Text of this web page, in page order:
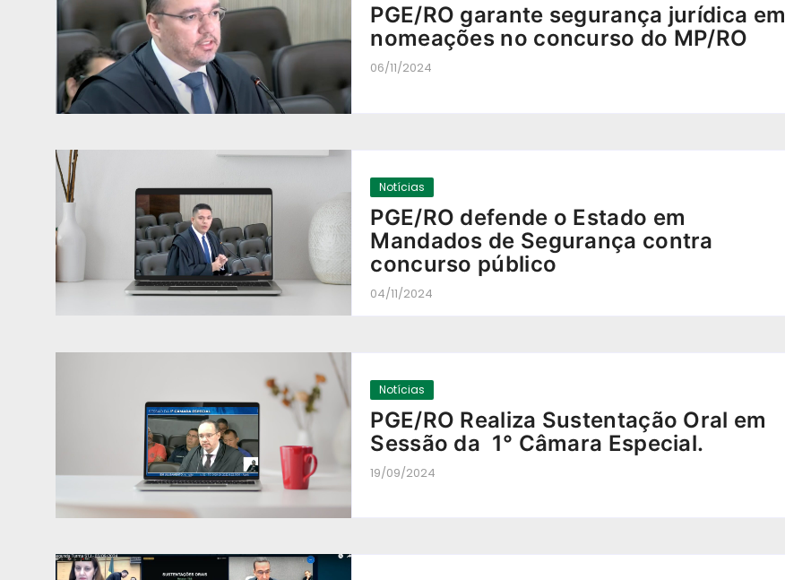
PGE/RO garante segurança jurídica em
nomeações no concurso do MP/RO
06/11/2024
Notícias
PGE/RO defende o Estado em
Mandados de Segurança contra
concurso público
04/11/2024
Notícias
PGE/RO Realiza Sustentação Oral em
Sessão da 1° Câmara Especial.
19/09/2024